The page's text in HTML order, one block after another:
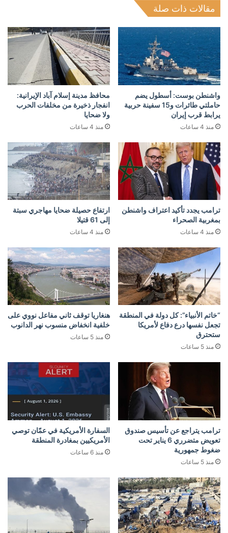
مقالات ذات صلة
واشنطن بوست: أسطول يضم
حاملتي طائرات و15 سفينة حربية
يرابط قرب إيران
منذ 4 ساعات
محافظ مدينة إسلام آباد الإيرانية:
انفجار ذخيرة من مخلفات الحرب
ولا ضحايا
منذ 4 ساعات
ترامب يجدد تأكيد اعتراف واشنطن
بمغربية الصحراء
منذ 4 ساعات
ارتفاع حصيلة ضحايا مهاجري سبتة
إلى 61 قتيلا
منذ 4 ساعات
“خاتم الأنبياء”: كل دولة في المنطقة
تجعل نفسها درع دفاع لأمريكا
ستحترق
منذ 5 ساعات
هنغاريا توقف ثاني مفاعل نووي على
خلفية انخفاض منسوب نهر الدانوب
منذ 5 ساعات
ترامب يتراجع عن تأسيس صندوق
تعويض متضرري 6 يناير تحت
ضغوط جمهورية
منذ 5 ساعات
السفارة الأمريكية في عمّان توصي
الأمريكيين بمغادرة المنطقة
منذ 6 ساعات